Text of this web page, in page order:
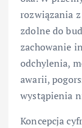
rozwiązania
zdolne do
zachowanie
odchylenia,
awarii,
wystąpienia
Koncepcja